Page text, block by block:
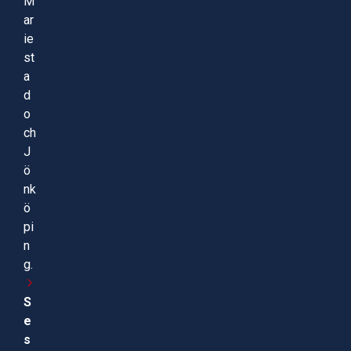
ar
ie
st
a
d
o
ch
J
ö
nk
ö
pi
n
g.
S
e
s